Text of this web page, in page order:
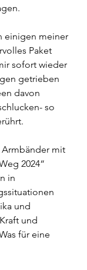
einigen meiner
Paket
sofort wieder
getrieben
davon
so
mit
2024“
in
und
und
für eine